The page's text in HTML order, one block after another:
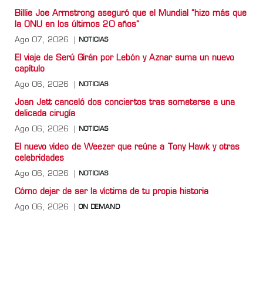
Billie Joe Armstrong aseguró que el Mundial “hizo más que
la ONU en los últimos 20 años”
Ago 07, 2026 NOTICIAS
El viaje de Serú Girán por Lebón y Aznar suma un nuevo
capítulo
Ago 06, 2026 NOTICIAS
Joan Jett canceló dos conciertos tras someterse a una
delicada cirugía
Ago 06, 2026 NOTICIAS
El nuevo video de Weezer que reúne a Tony Hawk y otras
celebridades
Ago 06, 2026 NOTICIAS
Cómo dejar de ser la víctima de tu propia historia
Ago 06, 2026 ON DEMAND